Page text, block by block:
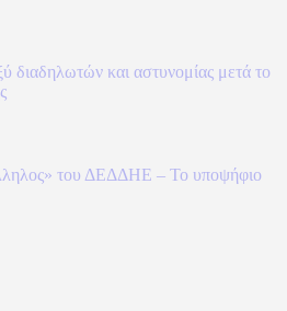
διαδηλωτών και αστυνομίας μετά το
του ΔΕΔΔΗΕ – Το υποψήφιο